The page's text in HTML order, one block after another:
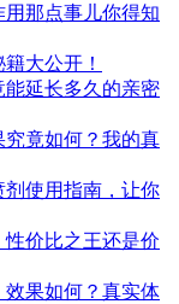
那点事儿你得知
大公开！
延长多久的亲密
竟如何？我的真
使用指南，让你
价比之王还是价
果如何？真实体